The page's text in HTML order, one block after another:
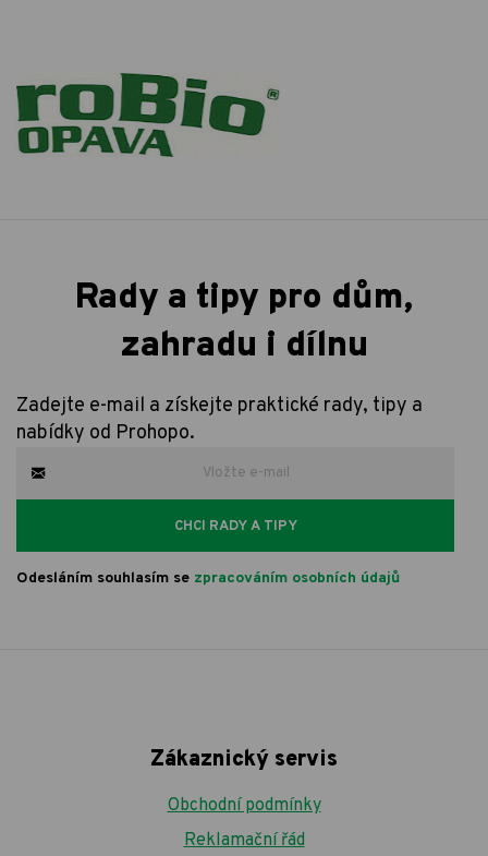
Rady a tipy pro dům,
zahradu i dílnu
Zadejte e-mail a získejte praktické rady, tipy a
nabídky od Prohopo.
CHCI RADY A TIPY
Odesláním souhlasím se zpracováním osobních údajů
Zákaznický servis
Obchodní podmínky
Reklamační řád